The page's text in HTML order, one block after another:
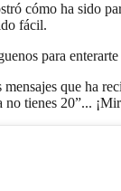
cómo ha sido
fácil.
para
que ha
tienes 20”...